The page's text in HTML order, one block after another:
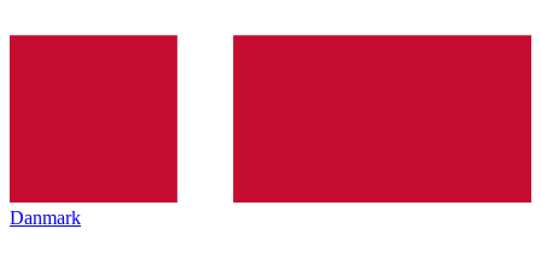
Danmark